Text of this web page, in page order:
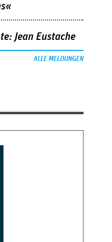
Jean Eustache
ALLE MELDUNGEN